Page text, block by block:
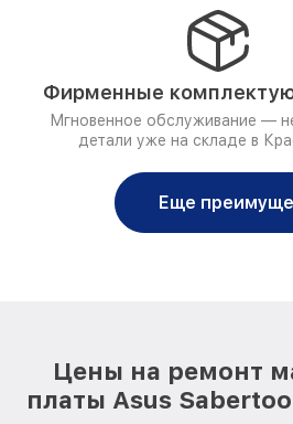
Фирменные
Мгновенное обслуживание —
детали уже на складе в
Еще
Цены на ремонт
платы Asus